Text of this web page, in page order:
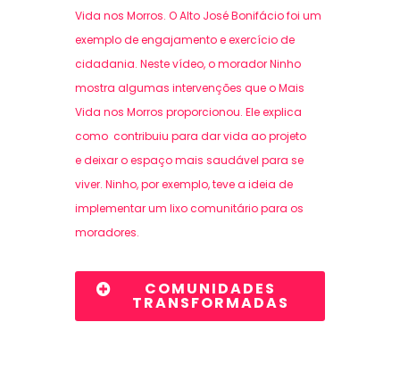
Vida nos Morros. O Alto José Bonifácio foi um
exemplo de engajamento e exercício de
cidadania. Neste vídeo, o morador Ninho
mostra algumas intervenções que o Mais
Vida nos Morros proporcionou. Ele explica
como contribuiu para dar vida ao projeto
edeixar o espaçomais saudável para se
viver. Ninho, por exemplo, teve a ideia de
implementar um lixo comunitário para os
moradores.
COMUNIDADES
TRANSFORMADAS